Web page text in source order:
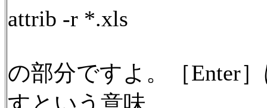
attrib -r *.xls
の部分ですよ。［Enter